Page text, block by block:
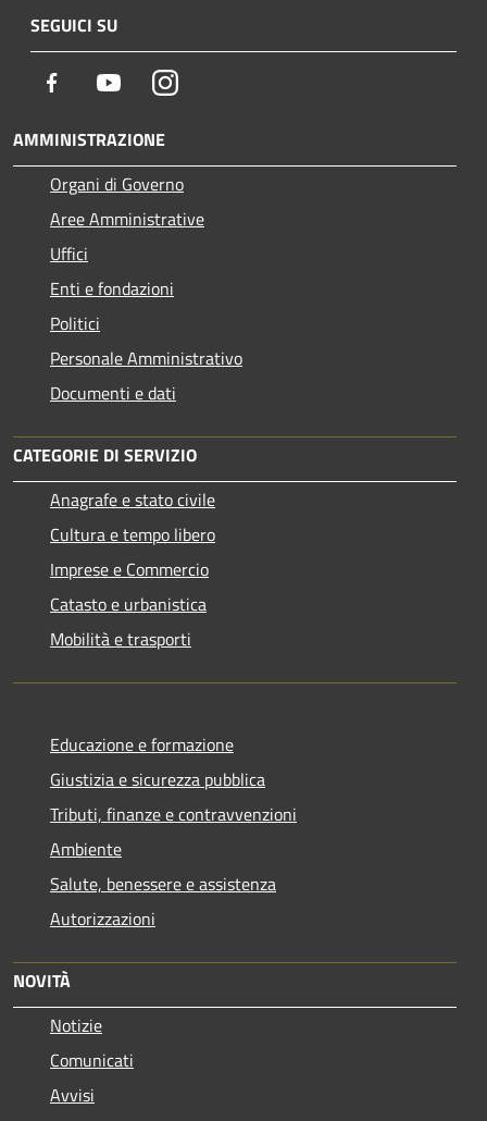
SEGUICI SU
Facebook YoutubeInstagram
AMMINISTRAZIONE
Organi di Governo
Aree Amministrative
Uffici
Enti e fondazioni
Politici
Personale Amministrativo
Documenti e dati
CATEGORIE DI SERVIZIO
Anagrafe e stato civile
Cultura e tempo libero
Imprese e Commercio
Catasto e urbanistica
Mobilità e trasporti
Educazione e formazione
Giustizia e sicurezza pubblica
Tributi, finanze e contravvenzioni
Ambiente
Salute, benessere e assistenza
Autorizzazioni
NOVITÀ
Notizie
Comunicati
Avvisi